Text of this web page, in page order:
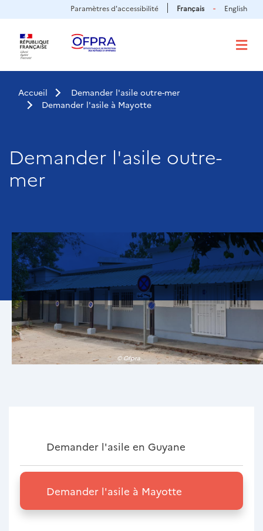
Panneau de gestion des cookiesAller
au
Paramètres d'accessibilité Français English
Accueil
Demander l'asile outre-mer
Demander l'asile à Mayotte
© Ofpra
Demander l'asile outre-
mer
Demander l'asile en Guyane
Demander l'asile à Mayotte